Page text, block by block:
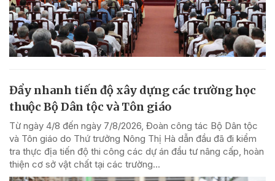
Đẩy nhanh tiến độ xây dựng các trường học
thuộc Bộ Dân tộc và Tôn giáo
Từ ngày 4/8 đến ngày 7/8/2026, Đoàn công tác Bộ Dân tộc
và Tôn giáo do Thứ trưởng Nông Thị Hà dẫn đầu đã đi kiểm
tra thực địa tiến độ thi công các dự án đầu tư nâng cấp, hoàn
thiện cơ sở vật chất tại các trường...